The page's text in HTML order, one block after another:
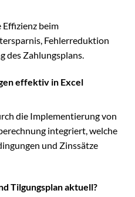
Effizienz beim
Fehlerreduktion
des Zahlungsplans.
effektiv in Excel
die Implementierung von
integriert, welche
und Zinssätze
Tilgungsplan aktuell?